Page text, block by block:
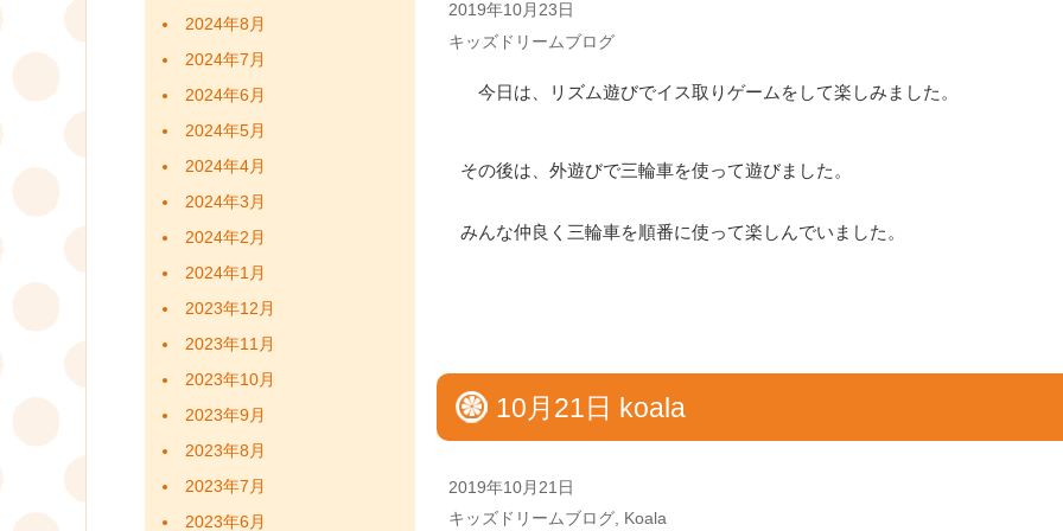
2024年8月
2024年7月
2024年6月
2024年5月
2024年4月
2024年3月
2024年2月
2024年1月
2023年12月
2023年11月
2023年10月
2023年9月
2023年8月
2023年7月
2023年6月
Posted
on
2019年10月23日
Categories
キッズドリームブログ
今日は、リズム遊びでイス取りゲームをして楽しみました。
その後は、外遊びで三輪車を使って遊びました。
みんな仲良く三輪車を順番に使って楽しんでいました。
10月21日 koala
Posted
on
2019年10月21日
Categories
キッズドリームブログ, Koala